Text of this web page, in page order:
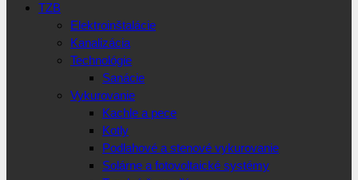
TZB
Elektroinštalácie
Kanalizácia
Technológie
Sanácie
Vykurovanie
Kachle a pece
Kotly
Podlahové a stenové vykurovanie
Solárne a fotovoltaické systémy